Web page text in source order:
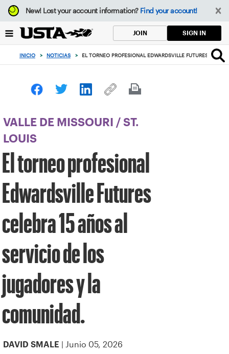
Enfoque
desde
botón
volver
principio
New!Lost your account information? Find your account!
JOIN SIGN IN
INICIO > NOTICIAS > EL TORNEO PROFESIONAL EDWARDSVILLE FUTURES
VALLE DE MISSOURI / ST.
LOUIS
El torneo profesional
Edwardsville Futures
celebra 15 años al
servicio de los
jugadores y la
comunidad.
DAVID SMALE | Junio 05, 2026